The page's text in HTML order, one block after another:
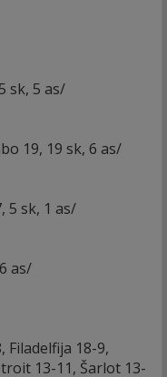
sk, 5 as/
19, 19 sk, 6 as/
5 sk, 1 as/
as/
18-9,
13-11, Šarlot 13-